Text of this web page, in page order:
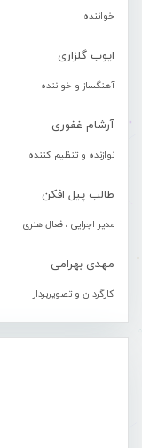
خواننده
ایوب گلزاری
آهنگساز و خواننده
آرشام غفوری
نوازنده و تنظیم کننده
طالب پیل افکن
مدیر اجرایی ، فعال هنری
مهدی بهرامی
کارگردان و تصویربردار